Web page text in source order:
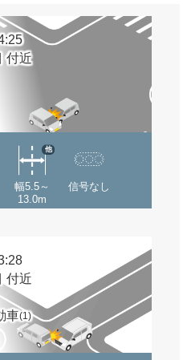
付近
幅5.5～
13.0m
他
信号なし
付近
車(1)